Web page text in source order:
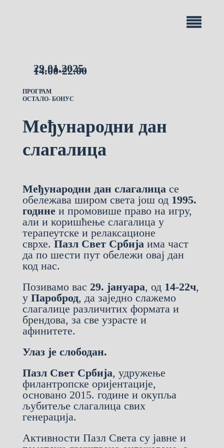
29.01.2025.
14.00-22.00
ПРОГРАМ
ОСТАЛО- БОНУС
Међународни дан
слагалица
Међународни дан слагалицасе
обележава широм света још од 1995.
годинеи промовише право на игру,
али и коришћење слагалица у
терапеутске и релаксационе
сврхе. Пазл Свет Србијаима част
да по шести пут обележи овај дан
код нас.
Позивамо вас 29. јануара, од 14-22ч,
у Пароброд, да заједно слажемо
слагалице различитих формата и
брендова, за све узрасте и
афинитете.
Улаз је слободан.
Пазл Свет Србија, удружење
филантропске оријентације,
основано 2015. године и окупља
љубитеље слагалица свих
генерација.
Активности Пазл Света су јавне и